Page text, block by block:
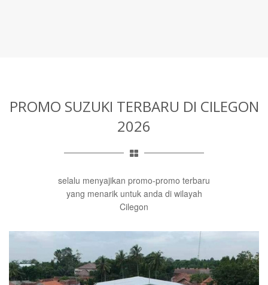
PROMO SUZUKI TERBARU DI CILEGON
2026
selalu menyajikan promo-promo terbaru
yang menarik untuk anda di wilayah
Cilegon